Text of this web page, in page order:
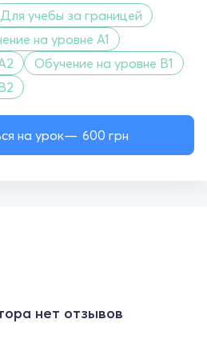
на урок 600 грн
Для учебы за границей
на уровне A1
Обучение на уровне B1
нет отзывов